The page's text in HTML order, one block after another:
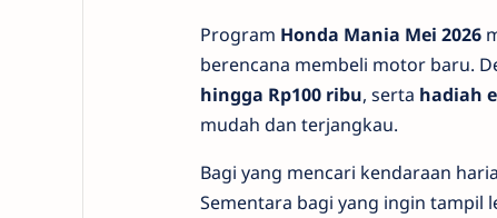
Program Honda Mania Mei 2026
berencana membeli motor baru.
hingga Rp100 ribu, serta hadiah
mudah dan terjangkau.
Bagi yang mencari kendaraan
Sementara bagi yang ingin tampil